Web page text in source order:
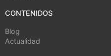
CONTENIDOS
Blog
Actualidad